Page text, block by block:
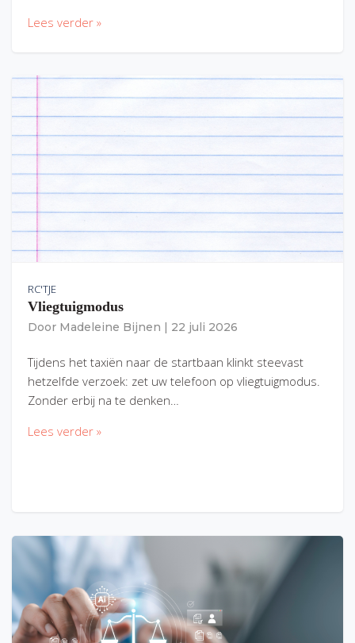
Lees verder »
RC'TJE
Vliegtuigmodus
Door Madeleine Bijnen 22 juli 2026
Tijdens het taxiën naar de startbaan klinkt steevast
hetzelfde verzoek: zet uw telefoon op vliegtuigmodus.
Zonder erbij na te denken…
Lees verder »